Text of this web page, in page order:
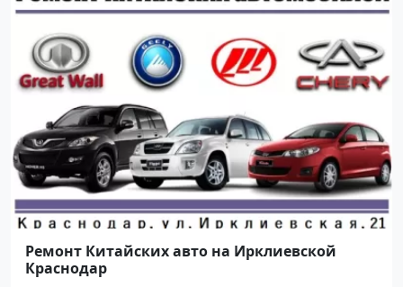
Ремонт Китайских авто на Ирклиевской
Краснодар